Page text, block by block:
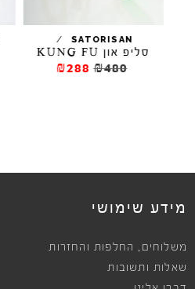
SATORISAN
/
סליפ און KUNG FU
₪480
₪288
מידע שימושי
משלוחים , החלפות והחזרות
שאלות ותשובות